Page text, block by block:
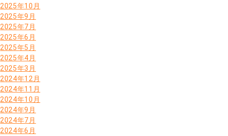
2025年10月
2025年9月
2025年7月
2025年6月
2025年5月
2025年4月
2025年3月
2024年12月
2024年11月
2024年10月
2024年9月
2024年7月
2024年6月